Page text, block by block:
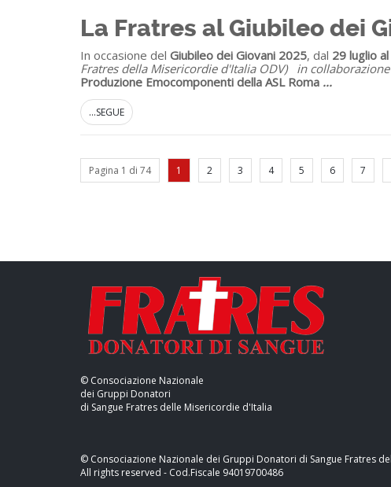
La Fratres al Giubileo dei
In occasione del Giubileo dei Giovani 2025, dal 29 luglio
Fratres della Misericordie d'Italia ODV)
in
Produzione Emocomponenti della ASL Roma ...
...SEGUE
Pagina 1 di 74 1 2 3 4 5 6 7
© Consociazione Nazionale
dei Gruppi Donatori
di Sangue Fratres delle Misericordie d'Italia
© Consociazione Nazionale dei Gruppi Donatori di Sangue Fratres
All rights reserved - Cod.Fiscale 94019700486